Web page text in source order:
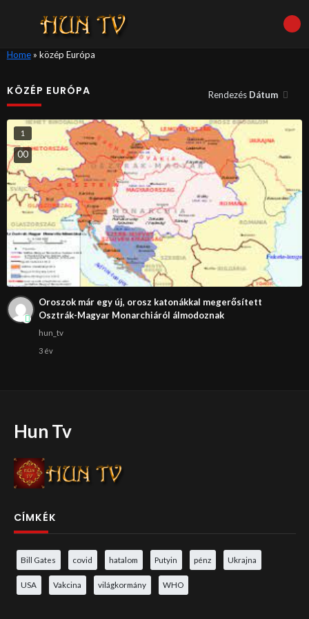
Home» közép Európa
KÖZÉP EURÓPA Rendezés Dátum
1
00
Oroszok már egy új, orosz katonákkal megerősített
Osztrák-Magyar Monarchiáról álmodoznak
hun_tv
3 év
Hun Tv
CÍMKÉK
Bill Gates covid hatalom Putyin pénz Ukrajna
USA Vakcina világkormány WHO